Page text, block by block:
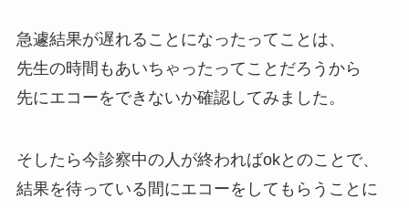
急遽結果が遅れることになったってことは、
先生の時間もあいちゃったってことだろうから
先にエコーをできないか確認してみました。
そしたら今診察中の人が終わればokとのことで、
結果を待っている間にエコーをしてもらうことに